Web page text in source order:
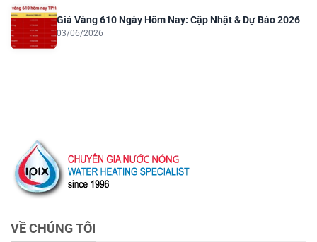
Giá Vàng 610 Ngày Hôm Nay: Cập Nhật & Dự Báo 2026
03/06/2026
VỀ CHÚNG TÔI